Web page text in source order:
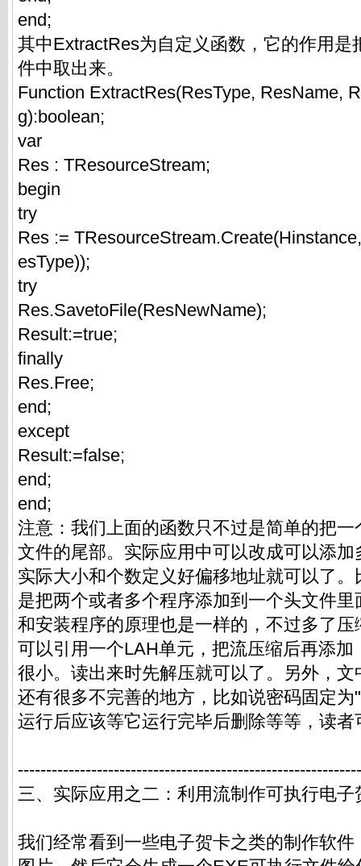
end;
其中ExtractRes为自定义函数，它的作用是
件中取出来。
Function ExtractRes(ResType, ResName,
g):boolean;
var
Res : TResourceStream;
begin
try
Res :=
esType));
try
Res.SavetoFile(ResNewName);
Result:=true;
finally
Res.Free;
end;
except
Result:=false;
end;
end;
注意：我们上面的函数只不过是简单的把
文件的尾部。实际应用中可以改成可以添
实际大小和个数定义好偏移地址就可以了
是把两个或者多个程序添加到一个头文件
和安装程序的原理也是一样的，不过多了
可以引用一个LAH单元，把流压缩后再添加
很小。读出来时先解压就可以了。另外，
还有很多不完善的地方，比如说密码固定
运行后应该等它运行完毕后删除等等，读者
三、实际应用之二：利用流制作可执行电子
我们经常看到一些电子贺卡之类的制作软